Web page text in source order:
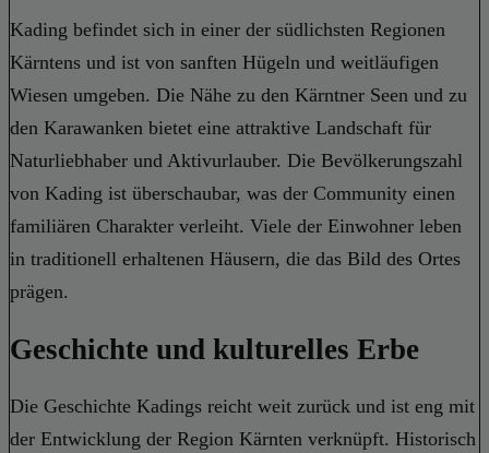
Kading befindet sich in einer der südlichsten Regionen
Kärntens und ist von sanften Hügeln und weitläufigen
Wiesen umgeben. Die Nähe zu den Kärntner Seen und zu
den Karawanken bietet eine attraktive Landschaft für
Naturliebhaber und Aktivurlauber. Die Bevölkerungszahl
von Kading ist überschaubar, was der Community einen
familiären Charakter verleiht. Viele der Einwohner leben
in traditionell erhaltenen Häusern, die das Bild des Ortes
prägen.
Geschichte und kulturelles Erbe
Die Geschichte Kadings reicht weit zurück und ist eng mit
der Entwicklung der Region Kärnten verknüpft. Historisch